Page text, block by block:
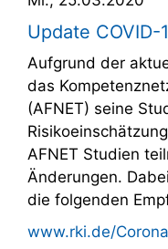
Update COVID-
Aufgrund der
das
(AFNET) seine
AFNET Studien
Änderungen.
die folgenden
www.rki.de/